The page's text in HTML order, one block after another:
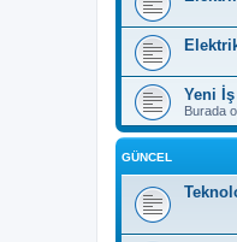
Yeni İş
Burada
GÜNCEL